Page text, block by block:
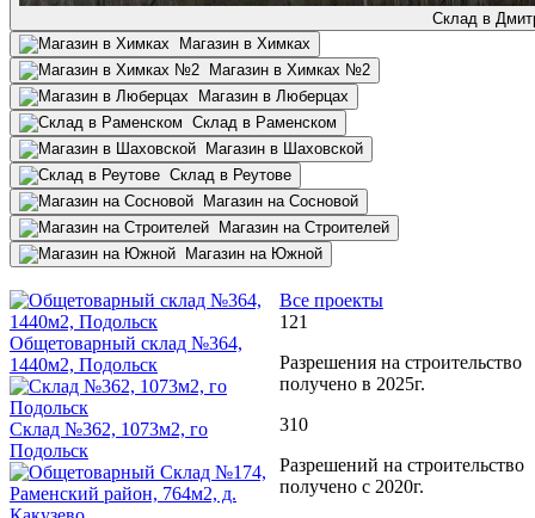
Склад в
Магазин в Химках
Магазин в Химках №2
Магазин в Люберцах
Склад в Раменском
Магазин в Шаховской
Склад в Реутове
Магазин на Сосновой
Магазин на Строителей
Магазин на Южной
Общетоварный склад №364,
1440м2, Подольск
Склад №362, 1073м2, го
Подольск
Все проекты
121
Разрешения на строительство
получено в 2025г.
310
Разрешений на строительство
получено с 2020г.